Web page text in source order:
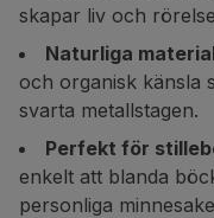
skapar liv och
Naturliga
och organisk känsla
svarta metallstagen.
Perfekt för
enkelt att blanda
personliga